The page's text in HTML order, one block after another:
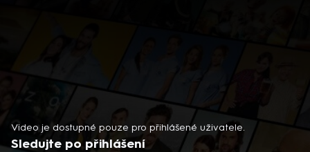
Video je dostupné pouze pro přihlášené uživatele.
Sledujte po přihlášení